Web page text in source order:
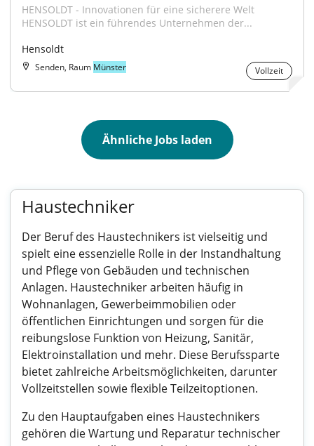
HENSOLDT - Innovationen für eine sicherere Welt
HENSOLDT ist ein führendes Unternehmen der...
Hensoldt
Senden, Raum Münster Vollzeit
Ähnliche Jobs laden
Haustechniker
Der Beruf des Haustechnikers ist vielseitig und
spielt eine essenzielle Rolle in der Instandhaltung
und Pflege von Gebäuden und technischen
Anlagen. Haustechniker arbeiten häufig in
Wohnanlagen, Gewerbeimmobilien oder
öffentlichen Einrichtungen und sorgen für die
reibungslose Funktion von Heizung, Sanitär,
Elektroinstallation und mehr. Diese Berufssparte
bietet zahlreiche Arbeitsmöglichkeiten, darunter
Vollzeitstellen sowie flexible Teilzeitoptionen.
Zu den Hauptaufgaben eines Haustechnikers
gehören die Wartung und Reparatur technischer